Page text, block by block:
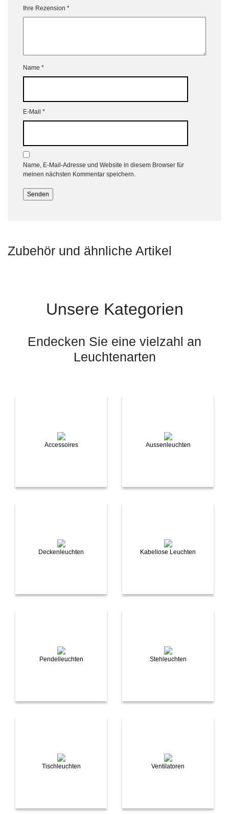
Ihre Rezension *
Name *
E-Mail *
Name, E-Mail-Adresse und Website in diesem Browser für
meinen nächsten Kommentar speichern.
Zubehör und ähnliche Artikel
Unsere Kategorien
Endecken Sie eine vielzahl an
Leuchtenarten
Accessoires Aussenleuchten
Deckenleuchten Kabellose Leuchten
Pendelleuchten Stehleuchten
Tischleuchten Ventilatoren